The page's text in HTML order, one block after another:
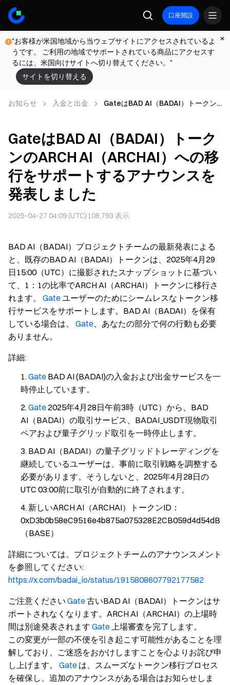
口座開設
"お客様が米国地域から当ウェブサイトにアクセスされているよ
うです。 ご利用の地域でサポートされている商品にアクセスす
るには、米国向けサイトへ切り替えてください。"
サイトを切り替える
お知らせ 入金と出金
GateはBAD AI（BADAI）トークン
した
GateはBAD AI（BADAI）トーク
ンのARCH AI（ARCHAI）への移
行をサポートするアナウンスを
発表しました
2025-04-27 04:09 (UTC) 108,793 表示
BAD AI（BADAI）プロジェクトチームの最新発表による
と、既存のBAD AI（BADAI）トークンは、2025年4月29
日15:00（UTC）に撮影されたスナップショットに基づい
て、1：1の比率でARCH AI（ARCHAI）トークンに移行さ
れます。 Gateユーザーのためにシームレスなトークン移
行サービスをサポートします。BAD AI（BADAI）を保有
している場合は、 Gate、あなたの部分で何の行動も必要
ありません。
詳細:
Gate BAD AI (BADAI)の入金および出金サービスを一
時停止しています。
Gate 2025年4月28日午前3時（UTC）から、BAD
AI（BADAI）の取引サービス、BADAI_USDT現物取引
ペアおよび量子グリッド取引を一時停止します。
BAD AI（BADAI）の量子グリッドトレーディングを
継続しているユーザーは、事前に取引戦略を調整する
必要があります。そうしないと、2025年4月28日の
UTC 03:00前に取引が自動的に終了されます。
新しいARCH AI（ARCHAI）トークンID：
0xD3b0b58eC9516e4b875a075328E2CB059d4d54dB
（BASE）
詳細については、プロジェクトチームのアナウンスメント
を参照してください:
https://x.com/badai_io/status/1915808607792177582
ご注意ください Gate古いBAD AI（BADAI）トークンはサ
ポートされなくなります。ARCH AI（ARCHAI）の上場時
間は別途発表されます Gate上場審査を完了します。
この変更が一部の不便を引き起こす可能性があることを理
解しており、ご迷惑をおかけしますことを心よりお詫び申
し上げます。 Gate は、スムーズなトークン移行プロセス
を確保し、追加のアナウンスがある場合はお知らせしま